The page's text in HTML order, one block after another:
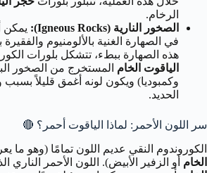
الرخام.
الصخور النارية (Igneous Rocks):
يمكن
في الصهارة الغنية بالألومنيوم والفقيرة
هذه الصهارة ببطء، تتشكل بلورات
الياقوت الخام المستخرج من الصخور
وكمبوديا) ويكون لونه أغمق قليلاً
الحديد.
سر اللون الأحمر: لماذا الياقوت أحمر؟ 🔴
الكوروندوم النقي عديم اللون تمامًا (وهو ما
الخام أو الزفير الأبيض). اللون الأحمر الناري